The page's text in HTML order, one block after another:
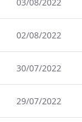
02/08/2022
30/07/2022
29/07/2022